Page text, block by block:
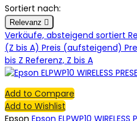
Sortiert nach:
Relevanz 
Verkäufe, absteigend sortiert
(Z bis A) Preis (aufsteigend)
bis Z Referenz, Z bis A
Add to Compare
Add to Wishlist
Epson Epson ELPWP10 WIRELESS